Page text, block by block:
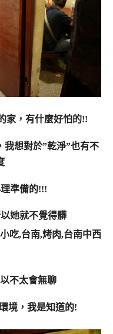
家，有什麼好怕的!!
我想對於”乾淨”也有不
準備的!!!
她就不覺得髒
不太會無聊
境，我是知道的!